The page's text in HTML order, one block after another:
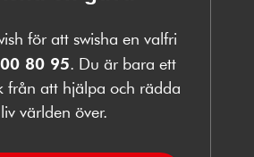
för att swisha en valfri
80 95. Du är bara ett
från att hjälpa och rädda
liv världen över.